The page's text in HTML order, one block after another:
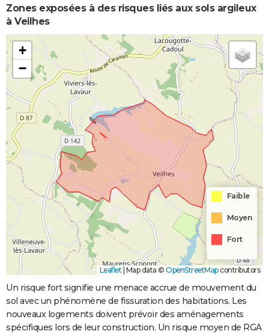
Zones exposées à des risques liés aux sols argileux
à Veilhes
+
−
Faible
Moyen
Fort
Leaflet | Map data © OpenStreetMapcontributors
Un risque fort signifie une menace accrue de mouvement du
sol avec un phénomène de fissuration des habitations. Les
nouveaux logements doivent prévoir des aménagements
spécifiques lors de leur construction. Un risque moyen de RGA